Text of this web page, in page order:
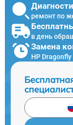
ремонт по
в день
Замена
HP